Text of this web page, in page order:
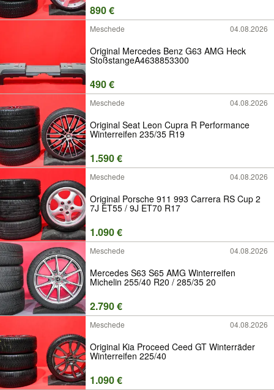
890 €
Meschede 04.08.2026
Original Mercedes Benz G63 AMG Heck
StoßstangeA4638853300
490 €
Meschede 04.08.2026
Original Seat Leon Cupra R Performance
Winterreifen 235/35 R19
1.590 €
Meschede 04.08.2026
Original Porsche 911 993 Carrera RS Cup 2
7J ET55 / 9J ET70 R17
1.090 €
Meschede 04.08.2026
Mercedes S63 S65 AMG Winterreifen
Michelin 255/40 R20 / 285/35 20
2.790 €
Meschede 04.08.2026
Original Kia Proceed Ceed GT Winterräder
Winterreifen 225/40
1.090 €